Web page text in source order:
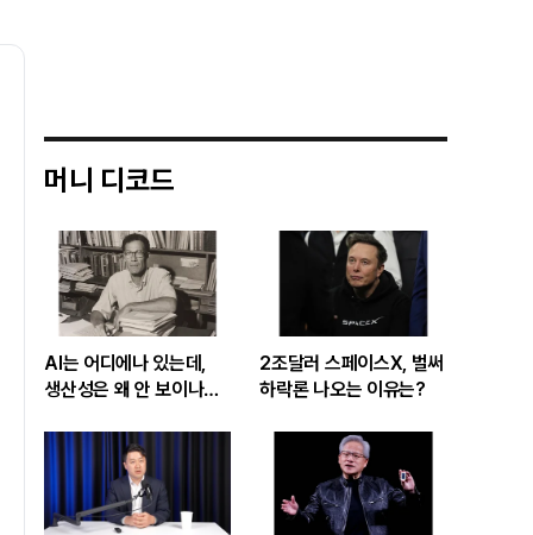
머니 디코드
AI는 어디에나 있는데,
생산성은 왜 안 보이나…
‘솔로우 패러독스’
2조달러 스페이스X, 벌써
하락론 나오는 이유는?